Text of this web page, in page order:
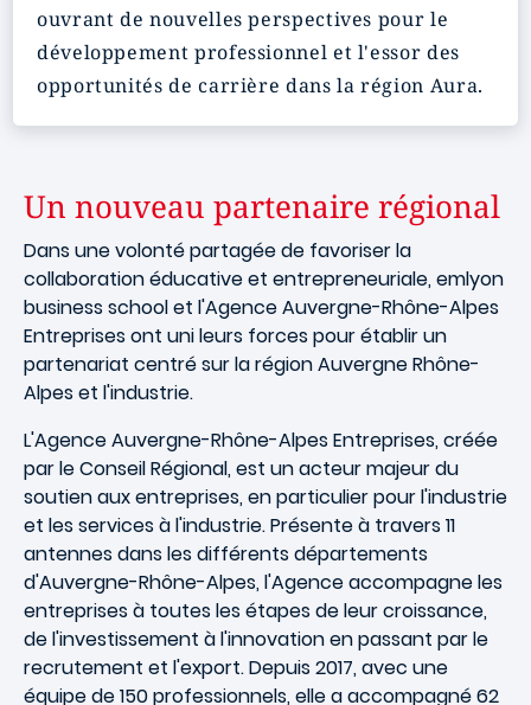
ouvrant de nouvelles perspectives pour le
développement professionnel et l'essor des
opportunités de carrière dans la région Aura.
Un nouveau partenaire régional
Dans une volonté partagée de favoriser la
collaboration éducative et entrepreneuriale, emlyon
business school et l'Agence Auvergne-Rhône-Alpes
Entreprises ont uni leurs forces pour établir un
partenariat centré sur la région Auvergne Rhône-
Alpes et l'industrie.
L'Agence Auvergne-Rhône-Alpes Entreprises, créée
par le Conseil Régional, est un acteur majeur du
soutien aux entreprises, en particulier pour l'industrie
et les services à l'industrie. Présente à travers 11
antennes dans les différents départements
d'Auvergne-Rhône-Alpes, l'Agence accompagne les
entreprises à toutes les étapes de leur croissance,
de l'investissement à l'innovation en passant par le
recrutement et l'export. Depuis 2017, avec une
équipe de 150 professionnels, elle a accompagné 62